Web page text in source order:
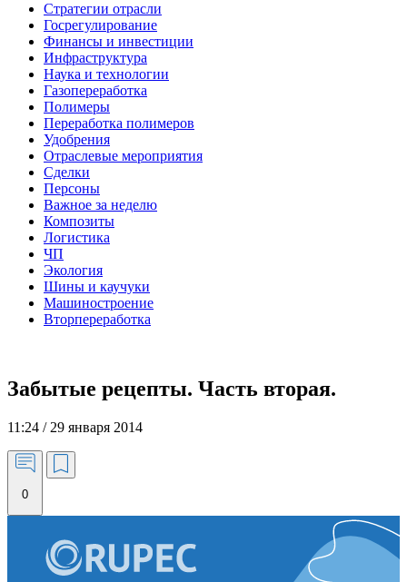
Стратегии отрасли
Госрегулирование
Финансы и инвестиции
Инфраструктура
Наука и технологии
Газопереработка
Полимеры
Переработка полимеров
Удобрения
Отраслевые мероприятия
Сделки
Персоны
Важное за неделю
Композиты
Логистика
ЧП
Экология
Шины и каучуки
Машиностроение
Вторпереработка
Забытые рецепты. Часть вторая.
11:24 / 29 января 2014
0